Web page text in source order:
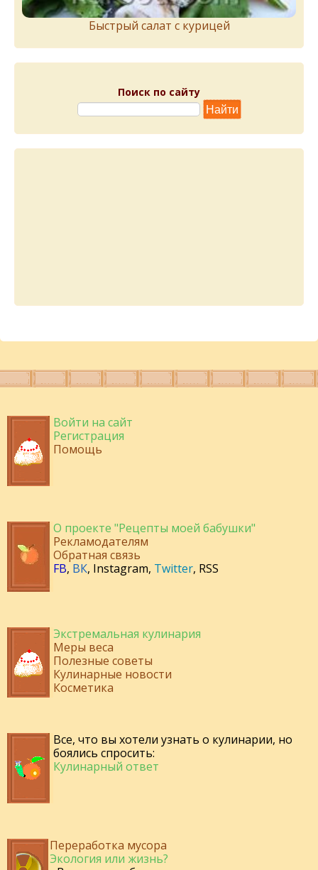
Быстрый салат с курицей
Поиск по сайту
Войти на сайт
Регистрация
Помощь
О проекте "Рецепты моей бабушки"
Рекламодателям
Обратная связь
FB, ВК, Instagram, Twitter, RSS
Экстремальная кулинария
Меры веса
Полезные советы
Кулинарные новости
Косметика
Все, что вы хотели узнать о кулинарии, но
боялись спросить:
Кулинарный ответ
Переработка мусора
Экология или жизнь?